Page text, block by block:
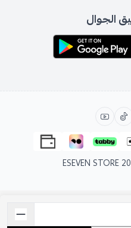
الجوال
ESEVEN STORE